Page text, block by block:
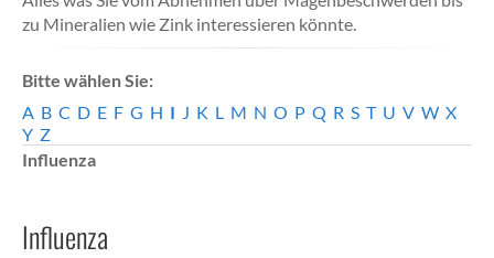
zu Mineralien wie Zink interessieren könnte.
Bitte wählen Sie:
A B C D E F G H I J K L M N O P Q R S T U V W X
Y Z
Influenza
Influenza